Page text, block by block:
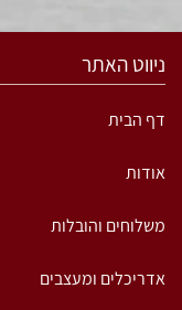
ניווט האתר
דף הבית
אודות
משלוחים והובלות
אדריכלים ומעצבים